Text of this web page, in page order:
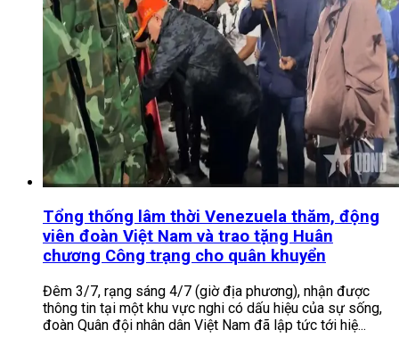
Tổng thống lâm thời Venezuela thăm, động
viên đoàn Việt Nam và trao tặng Huân
chương Công trạng cho quân khuyển
Đêm 3/7, rạng sáng 4/7 (giờ địa phương), nhận được
thông tin tại một khu vực nghi có dấu hiệu của sự sống,
đoàn Quân đội nhân dân Việt Nam đã lập tức tới hiệ...